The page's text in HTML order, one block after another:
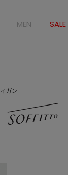
MEN SALE
ガン